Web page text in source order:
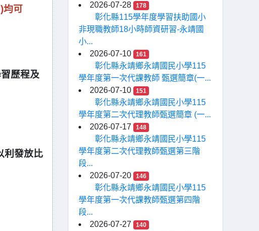
均可
歷程及
利發放比
2026-07-28
178
彰化縣115學年度學習扶助國小
非現職教師18小時師資研習-永靖國
小...
2026-07-10
161
彰化縣永靖鄉永靖國民小學115
學年度第一次代課教師 甄選簡章(一...
2026-07-10
151
彰化縣永靖鄉永靖國民小學115
學年度第二次代理教師甄選簡章 (一...
2026-07-17
148
彰化縣永靖鄉永靖國民小學115
學年度第二次代理教師甄選第三階
段...
2026-07-20
146
彰化縣永靖鄉永靖國民小學115
學年度第一次代課教師甄選第四階
段...
2026-07-27
140